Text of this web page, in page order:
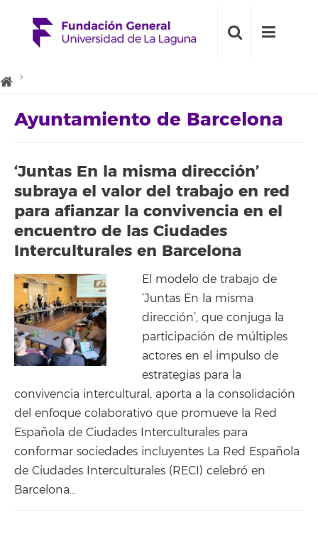
Ayuntamiento de Barcelona
‘Juntas En la misma dirección’
subraya el valor del trabajo en red
para afianzar la convivencia en el
encuentro de las Ciudades
Interculturales en Barcelona
El modelo de trabajo de
‘Juntas En la misma
dirección’, que conjuga la
participación de múltiples
actores en el impulso de
estrategias para la
convivencia intercultural, aporta a la consolidación
del enfoque colaborativo que promueve la Red
Española de Ciudades Interculturales para
conformar sociedades incluyentes La Red Española
de Ciudades Interculturales (RECI) celebró en
Barcelona…